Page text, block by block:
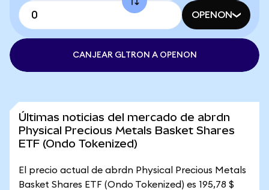
OPENON
CANJEAR GLTRON A OPENON
Últimas noticias del mercado de abrdn
Physical Precious Metals Basket Shares
ETF (Ondo Tokenized)
El precio actual de abrdn Physical Precious Metals
Basket Shares ETF (Ondo Tokenized) es 195,78 $